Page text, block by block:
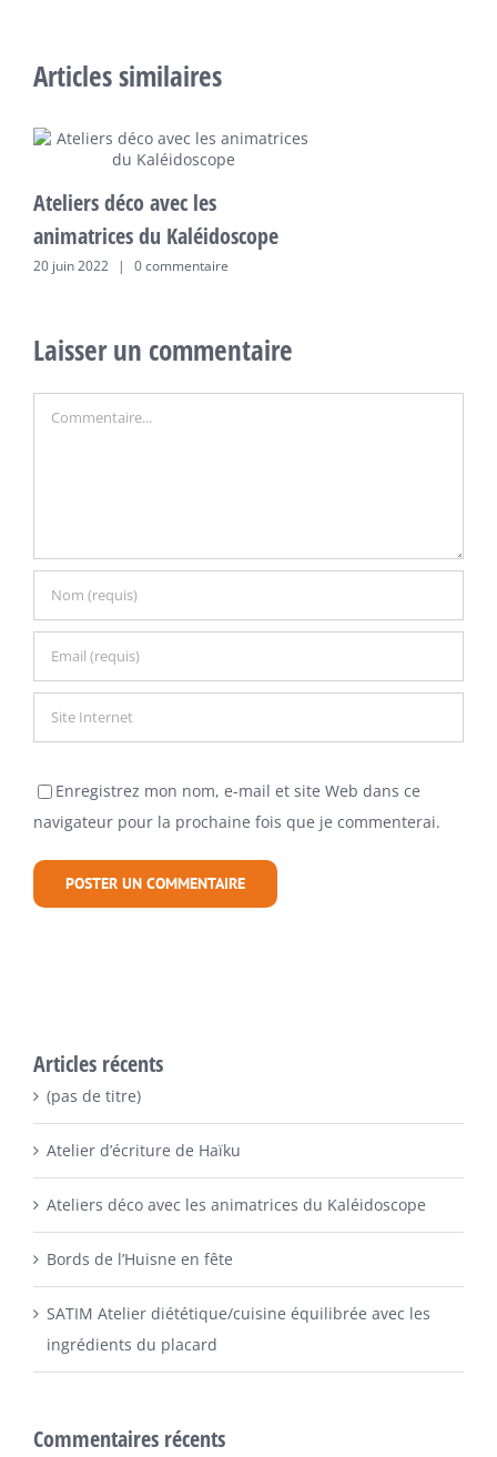
Articles similaires
Ateliers déco avec les
animatrices du Kaléidoscope
20 juin 2022 | 0 commentaire
Laisser un commentaire
Enregistrez mon nom, e-mail et site Web dans ce
navigateur pour la prochaine fois que je commenterai.
Articles récents
(pas de titre)
Atelier d’écriture de Haïku
Ateliers déco avec les animatrices du Kaléidoscope
Bords de l’Huisne en fête
SATIM Atelier diététique/cuisine équilibrée avec les
ingrédients du placard
Commentaires récents